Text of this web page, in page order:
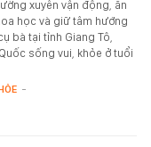
xuyên vận động, ăn
học và giữ tâm hướng
bà tại tỉnh Giang Tô,
sống vui, khỏe ở tuổi
-